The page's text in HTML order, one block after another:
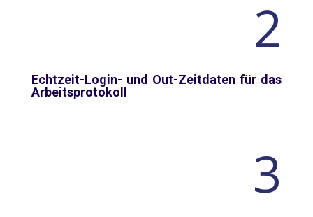
2
Echtzeit-Login- und Out-Zeitdaten für das
Arbeitsprotokoll
3